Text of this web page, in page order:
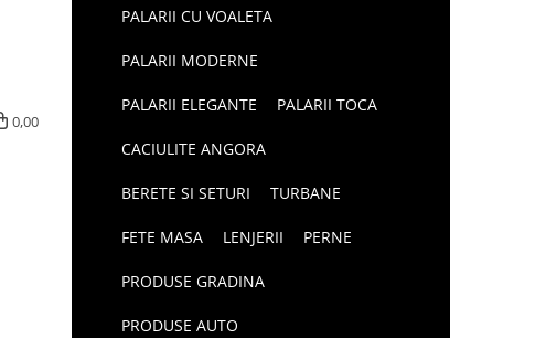
0,00
PALARII CU VOALETA
PALARII MODERNE
PALARII ELEGANTE PALARII TOCA
CACIULITE ANGORA
BERETE SI SETURI TURBANE
FETE MASA LENJERII PERNE
PRODUSE GRADINA
PRODUSE AUTO